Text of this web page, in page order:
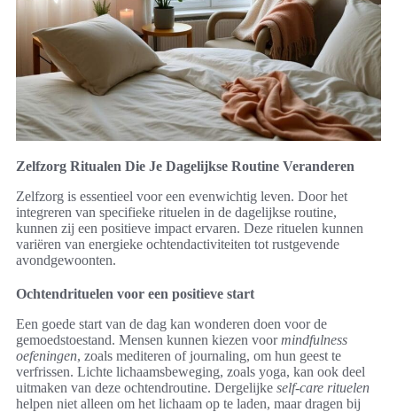
Zelfzorg Ritualen Die Je Dagelijkse Routine Veranderen
Zelfzorg is essentieel voor een evenwichtig leven. Door het
integreren van specifieke rituelen in de dagelijkse routine,
kunnen zij een positieve impact ervaren. Deze rituelen kunnen
variëren van energieke ochtendactiviteiten tot rustgevende
avondgewoonten.
Ochtendrituelen voor een positieve start
Een goede start van de dag kan wonderen doen voor de
gemoedstoestand. Mensen kunnen kiezen voormindfulness
oefeningen, zoals mediteren of journaling, om hun geest te
verfrissen. Lichte lichaamsbeweging, zoals yoga, kan ook deel
uitmaken van deze ochtendroutine. Dergelijke self-care rituelen
helpen niet alleen om het lichaam op te laden, maar dragen bij